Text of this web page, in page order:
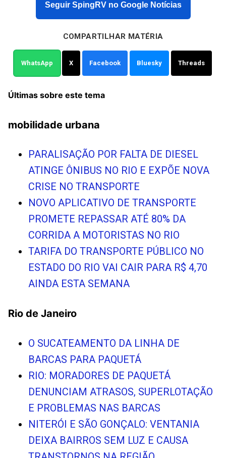
Seguir SpingRV no Google Notícias
COMPARTILHAR MATÉRIA
WhatsApp X Facebook Bluesky Threads
Últimas sobre este tema
mobilidade urbana
PARALISAÇÃO POR FALTA DE DIESEL
ATINGE ÔNIBUS NO RIO E EXPÕE NOVA
CRISE NO TRANSPORTE
NOVO APLICATIVO DE TRANSPORTE
PROMETE REPASSAR ATÉ 80% DA
CORRIDA A MOTORISTAS NO RIO
TARIFA DO TRANSPORTE PÚBLICO NO
ESTADO DO RIO VAI CAIR PARA R$ 4,70
AINDA ESTA SEMANA
Rio de Janeiro
O SUCATEAMENTO DA LINHA DE
BARCAS PARA PAQUETÁ
RIO: MORADORES DE PAQUETÁ
DENUNCIAM ATRASOS, SUPERLOTAÇÃO
E PROBLEMAS NAS BARCAS
NITERÓI E SÃO GONÇALO: VENTANIA
DEIXA BAIRROS SEM LUZ E CAUSA